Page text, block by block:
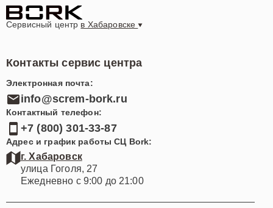
Сервисный центр в Хабаровске
Контакты сервис центра
Электронная почта:
info@screm-bork.ru
Контактный телефон:
+7 (800) 301-33-87
Адрес и график работы СЦ Bork:
г. Хабаровск
улица Гоголя, 27
Ежедневно с 9:00 до 21:00